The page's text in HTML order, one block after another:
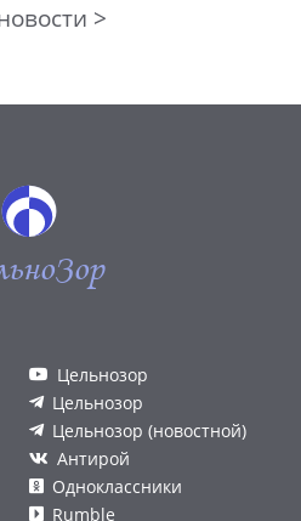
>
Цельнозор
Цельнозор
Цельнозор (новостной)
Антирой
Одноклассники
Rumble